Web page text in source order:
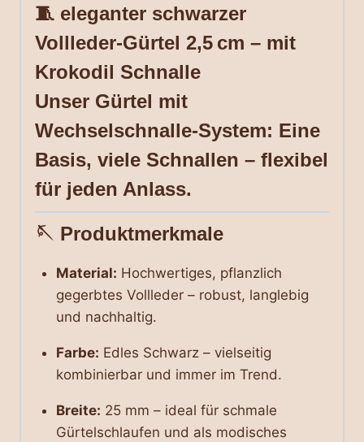
🧵 eleganter schwarzer
Vollleder-Gürtel 2,5 cm – mit
Krokodil Schnalle
Unser Gürtel mit
Wechselschnalle-System: Eine
Basis, viele Schnallen – flexibel
für jeden Anlass.
🪡 Produktmerkmale
Material: Hochwertiges, pflanzlich
gegerbtes Vollleder – robust, langlebig
und nachhaltig.
Farbe: Edles Schwarz – vielseitig
kombinierbar und immer im Trend.
Breite: 25 mm – ideal für schmale
Gürtelschlaufen und als modisches